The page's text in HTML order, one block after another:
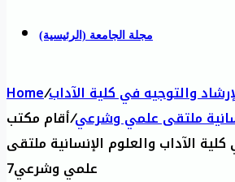
مجلة الجامعة (الرئيسية)
Home/والتوجيه في كلية الآداب
ملتقى علمي وشرعي/أقام مكتب
الآداب والعلوم الإنسانية ملتقى
علمي وشرعي7